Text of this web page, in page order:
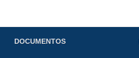
DOCUMENTOS